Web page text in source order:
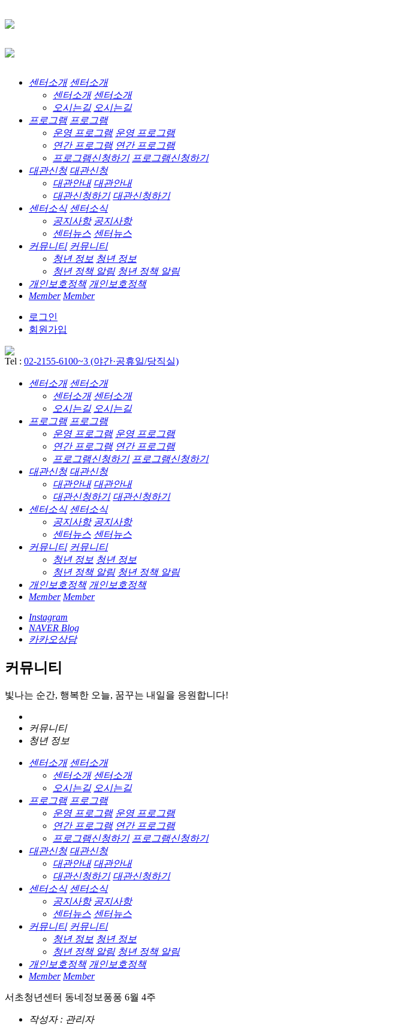
센터소개 센터소개
센터소개 센터소개
오시는길 오시는길
프로그램 프로그램
운영 프로그램 운영 프로그램
연간 프로그램 연간 프로그램
프로그램신청하기 프로그램신청하기
대관신청 대관신청
대관안내 대관안내
대관신청하기 대관신청하기
센터소식 센터소식
공지사항 공지사항
센터뉴스 센터뉴스
커뮤니티 커뮤니티
청년 정보 청년 정보
청년 정책 알림 청년 정책 알림
개인보호정책 개인보호정책
Member Member
로그인
회원가입
Tel : 02-2155-6100~3 (야간·공휴일/당직실)
센터소개 센터소개
센터소개 센터소개
오시는길 오시는길
프로그램 프로그램
운영 프로그램 운영 프로그램
연간 프로그램 연간 프로그램
프로그램신청하기 프로그램신청하기
대관신청 대관신청
대관안내 대관안내
대관신청하기 대관신청하기
센터소식 센터소식
공지사항 공지사항
센터뉴스 센터뉴스
커뮤니티 커뮤니티
청년 정보 청년 정보
청년 정책 알림 청년 정책 알림
개인보호정책 개인보호정책
Member Member
Instagram
NAVER Blog
카카오상담
커뮤니티
빛나는 순간, 행복한 오늘, 꿈꾸는 내일을 응원합니다!
커뮤니티
청년 정보
센터소개 센터소개
센터소개 센터소개
오시는길 오시는길
프로그램 프로그램
운영 프로그램 운영 프로그램
연간 프로그램 연간 프로그램
프로그램신청하기 프로그램신청하기
대관신청 대관신청
대관안내 대관안내
대관신청하기 대관신청하기
센터소식 센터소식
공지사항 공지사항
센터뉴스 센터뉴스
커뮤니티 커뮤니티
청년 정보 청년 정보
청년 정책 알림 청년 정책 알림
개인보호정책 개인보호정책
Member Member
서초청년센터 동네정보퐁퐁 6월 4주
작성자 : 관리자